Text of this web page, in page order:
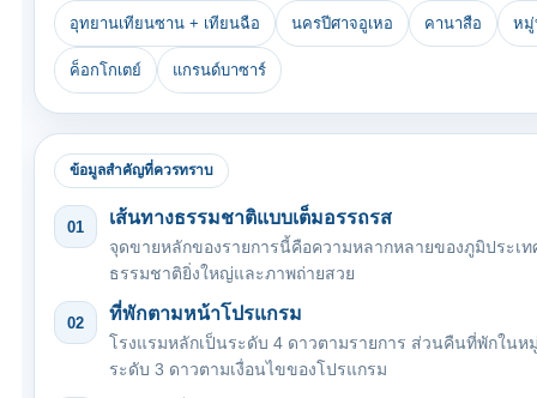
อุทยานเทียนซาน + เทียนฉือ นครปีศาจอูเหอ คานาสือ หมู่
ค็อกโกเตย์ แกรนด์บาซาร์
ข้อมูลสำคัญที่ควรทราบ
01 เส้นทางธรรมชาติแบบเต็มอรรถรส
จุดขายหลักของรายการนี้คือความหลากหลายของภูมิประเ
ธรรมชาติยิ่งใหญ่และภาพถ่ายสวย
02 ที่พักตามหน้าโปรแกรม
โรงแรมหลักเป็นระดับ 4 ดาวตามรายการ ส่วนคืนที่พักใน
ระดับ 3 ดาวตามเงื่อนไขของโปรแกรม